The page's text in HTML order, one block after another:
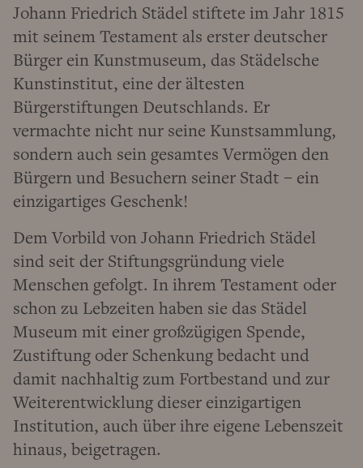
Johann Friedrich Städel stiftete im Jahr 1815
mit seinem Testament als erster deutscher
Bürger ein Kunstmuseum, das Städelsche
Kunstinstitut, eine der ältesten
Bürgerstiftungen Deutschlands. Er
vermachte nicht nur seine Kunstsammlung,
sondern auch sein gesamtes Vermögen den
Bürgern und Besuchern seiner Stadt – ein
einzigartiges Geschenk!
Dem Vorbild von Johann Friedrich Städel
sind seit der Stiftungsgründung viele
Menschen gefolgt. In ihrem Testament oder
schon zu Lebzeiten haben sie das Städel
Museum mit einer großzügigen Spende,
Zustiftung oder Schenkung bedacht und
damit nachhaltig zum Fortbestand und zur
Weiterentwicklung dieser einzigartigen
Institution, auch über ihre eigene Lebenszeit
hinaus, beigetragen.